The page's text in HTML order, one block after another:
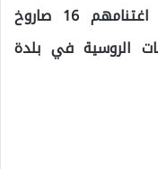
في تصريح خاص لـ “نداء سوريا” اغتنامهم 16 صاروخ
الميليشيات الروسية في بلدة